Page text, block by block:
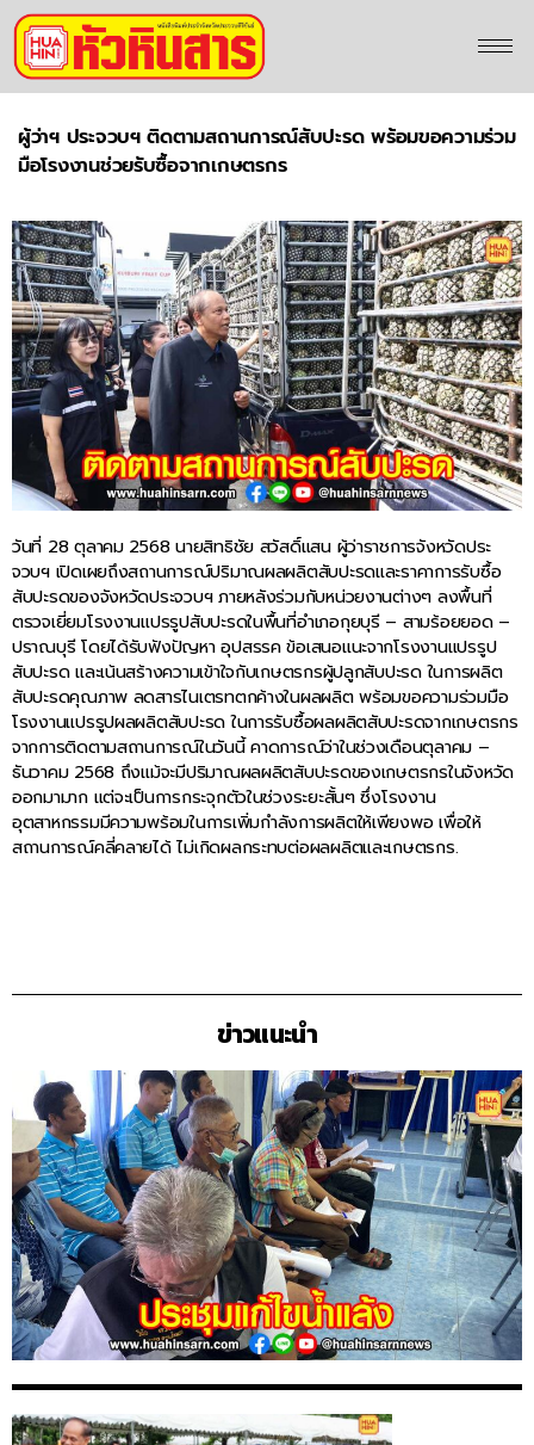
ผู้ว่าฯ ประจวบฯ ติดตามสถานการณ์สับปะรด พร้อมขอความร่วม
มือโรงงานช่วยรับซื้อจากเกษตรกร
วันที่ 28 ตุลาคม 2568 นายสิทธิชัย สวัสดิ์แสน ผู้ว่าราชการจังหวัดประ
จวบฯ เปิดเผยถึงสถานการณ์ปริมาณผลผลิตสับปะรดและราคาการรับซื้อ
สับปะรดของจังหวัดประจวบฯ ภายหลังร่วมกับหน่วยงานต่างๆ ลงพื้นที่
ตรวจเยี่ยมโรงงานแปรรูปสับปะรดในพื้นที่อำเภอกุยบุรี – สามร้อยยอด –
ปราณบุรี โดยได้รับฟังปัญหา อุปสรรค ข้อเสนอแนะจากโรงงานแปรรูป
สับปะรด และเน้นสร้างความเข้าใจกับเกษตรกรผู้ปลูกสับปะรด ในการผลิต
สับปะรดคุณภาพ ลดสารไนเตรทตกค้างในผลผลิต พร้อมขอความร่วมมือ
โรงงานแปรรูปผลผลิตสับปะรด ในการรับซื้อผลผลิตสับปะรดจากเกษตรกร
จากการติดตามสถานการณ์ในวันนี้ คาดการณ์ว่าในช่วงเดือนตุลาคม –
ธันวาคม 2568 ถึงแม้จะมีปริมาณผลผลิตสับปะรดของเกษตรกรในจังหวัด
ออกมามาก แต่จะเป็นการกระจุกตัวในช่วงระยะสั้นๆ ซึ่งโรงงาน
อุตสาหกรรมมีความพร้อมในการเพิ่มกำลังการผลิตให้เพียงพอ เพื่อให้
สถานการณ์คลี่คลายได้ ไม่เกิดผลกระทบต่อผลผลิตและเกษตรกร.
ข่าวแนะนำ